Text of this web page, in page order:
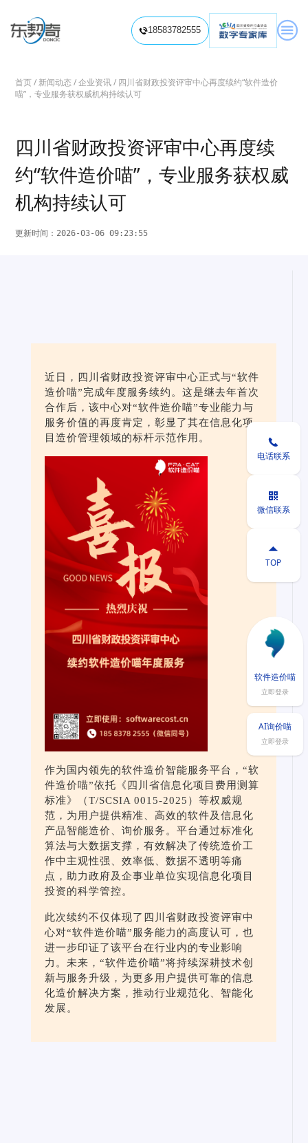
18583782555 
信息化项目造价咨询 信息化项目造价视频
培训赋能中心
预算标准解读项目费用分析软件造价培训
履约验收 绩效评价/后评价软件资产评估
数智评估工具
新闻动态
联系我们
首页/ 新闻动态 /企业资讯/ 四川省财政投资评审中心再度续约“软件造价
喵”，专业服务获权威机构持续认可
四川省财政投资评审中心再度续
约“软件造价喵”，专业服务获权威
机构持续认可
更新时间：2026-03-06 09:23:55
近日，四川省财政投资评审中心正式与“软件
造价喵”完成年度服务续约。这是继去年首次
合作后，该中心对“软件造价喵”专业能力与
服务价值的再度肯定，彰显了其在信息化项
目造价管理领域的标杆示范作用。
作为国内领先的软件造价智能服务平台，“软
件造价喵”依托《四川省信息化项目费用测算
标准》（T/SCSIA 0015-2025）等权威规
范，为用户提供精准、高效的软件及信息化
产品智能造价、询价服务。平台通过标准化
算法与大数据支撑，有效解决了传统造价工
作中主观性强、效率低、数据不透明等痛
点，助力政府及企事业单位实现信息化项目
投资的科学管控。
此次续约不仅体现了四川省财政投资评审中
心对“软件造价喵”服务能力的高度认可，也
进一步印证了该平台在行业内的专业影响
力。未来，“软件造价喵”将持续深耕技术创
新与服务升级，为更多用户提供可靠的信息
化造价解决方案，推动行业规范化、智能化
发展。

电话联系

微信联系

TOP
软件造价喵
立即登录
AI询价喵
立即登录